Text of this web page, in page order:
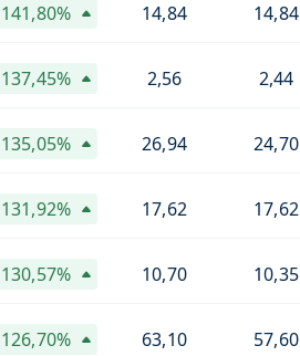
141,80% 14,84 14,84
137,45% 2,56 2,44
135,05% 26,94 24,70
131,92% 17,62 17,62
130,57% 10,70 10,35
126,70% 63,10 57,60